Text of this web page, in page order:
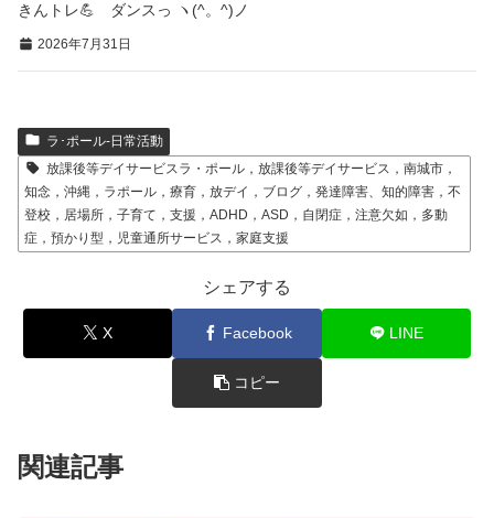
きんトレ💪 ダンスっ ヽ(^。^)ノ
2026年7月31日
ラ･ポール-日常活動
放課後等デイサービスラ・ポール，放課後等デイサービス，南城市，
知念，沖縄，ラポール，療育，放デイ，ブログ，発達障害、知的障害，不
登校，居場所，子育て，支援，ADHD，ASD，自閉症，注意欠如，多動
症，預かり型，児童通所サービス，家庭支援
シェアする
X Facebook LINE
コピー
関連記事